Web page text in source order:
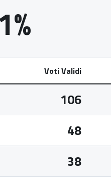
Voti Validi
106
48
38